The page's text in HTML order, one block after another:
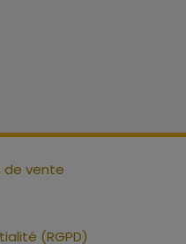
de vente
(RGPD)